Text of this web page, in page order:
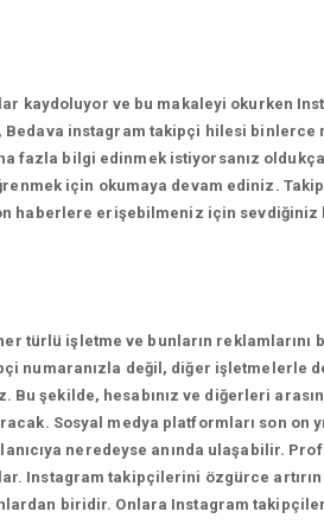
kaydoluyor ve bu makaleyi okurken
instagram takipçi hilesi binlerce
fazla bilgi edinmek istiyorsanız oldukça
için okumaya devam ediniz.
haberlere erişebilmeniz için sevdiğiniz
türlü işletme ve bunların reklamlarını
numaranızla değil, diğer işletmelerle
şekilde, hesabınız ve diğerleri
Sosyal medya platformları son on
neredeyse anında ulaşabilir.
Instagram takipçilerini özgürce artırın
biridir. Onlara Instagram